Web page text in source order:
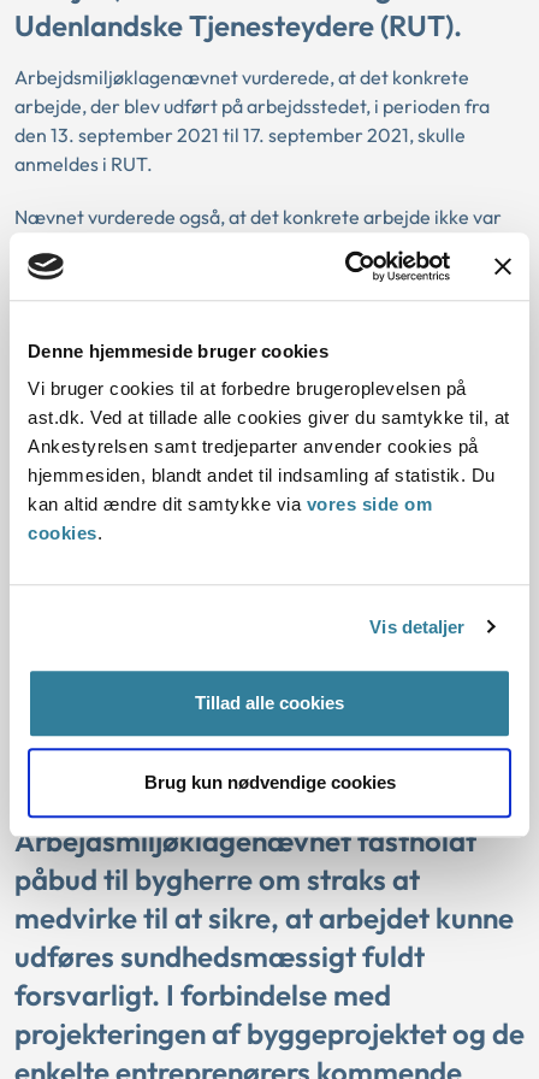
Denne hjemmeside bruger cookies
Vi bruger cookies til at forbedre brugeroplevelsen på
ast.dk. Ved at tillade alle cookies giver du samtykke til, at
Ankestyrelsen samt tredjeparter anvender cookies på
hjemmesiden, blandt andet til indsamling af statistik. Du
kan altid ændre dit samtykke via vores side om
cookies.
Vis detaljer
Tillad alle cookies
Brug kun nødvendige cookies
Udenlandske Tjenesteydere (RUT).
Arbejdsmiljøklagenævnet vurderede, at det konkrete
arbejde, der blev udført på arbejdsstedet, i perioden fra
den 13. september 2021 til 17. september 2021, skulle
anmeldes i RUT.
Nævnet vurderede også, at det konkrete arbejde ikke var
omfattet af undtagelsen til kravet om registrering, den
såkaldte montørregel.
registreret i RUT for det arbejde, deres ansatte udførte.
Nævnet lagde også vægt på, at otte af virksomhedens
ansatte var beskæftigede på tilsynsstedet, hvor der blev
opført boliger. Arbejdstilsynet konstaterede, at de ansattes
arbejdsopgaver indebar finisharbejde på boligerne, som
bl.a. var malerarbejde.
Arbejdsmiljøklagenævnet fastholdt
påbud til bygherre om straks at
medvirke til at sikre, at arbejdet kunne
udføres sundhedsmæssigt fuldt
forsvarligt. I forbindelse med
projekteringen af byggeprojektet og de
enkelte entreprenørers kommende